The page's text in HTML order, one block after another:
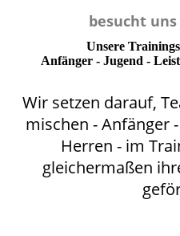
besucht
Unsere
Anfänger - Jugend -
Wir setzen darauf,
mischen - Anfänger
Herren - im
gleichermaßen